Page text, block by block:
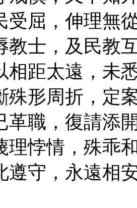
受屈，伸理無
教士，及民教
相距太遠，未
殊形周折，定
革職，復請添
理悖情，殊乖
遵守，永遠相